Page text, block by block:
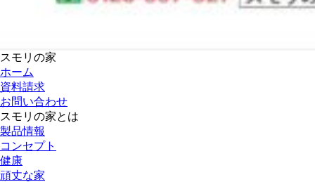
スモリの家
ホーム
資料請求
お問い合わせ
スモリの家とは
製品情報
コンセプト
健康
頑丈な家